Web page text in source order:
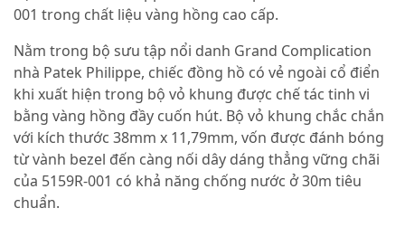
001 trong chất liệu vàng hồng cao cấp.
Nằm trong bộ sưu tập nổi danh Grand Complication
nhà Patek Philippe, chiếc đồng hồ có vẻ ngoài cổ điển
khi xuất hiện trong bộ vỏ khung được chế tác tinh vi
bằng vàng hồng đầy cuốn hút. Bộ vỏ khung chắc chắn
với kích thước 38mm x 11,79mm, vốn được đánh bóng
từ vành bezel đến càng nối dây dáng thẳng vững chãi
của 5159R-001 có khả năng chống nước ở 30m tiêu
chuẩn.